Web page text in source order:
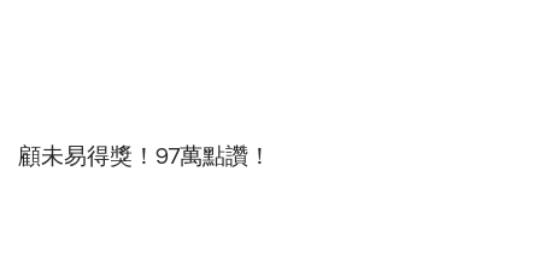
顧未易得獎！97萬點讚！